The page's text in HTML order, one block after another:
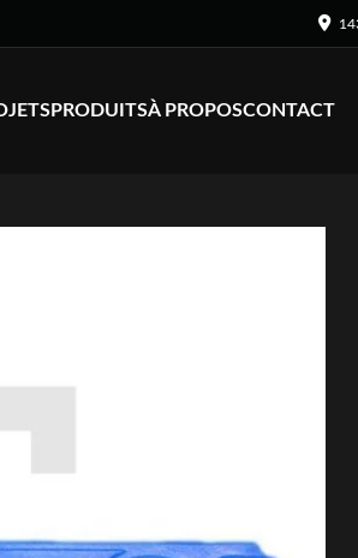
PRODUITSÀ PROPOSCONTACT